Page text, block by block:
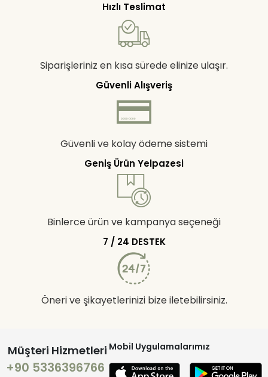
Hızlı Teslimat
Siparişleriniz en kısa sürede elinize ulaşır.
Güvenli Alışveriş
Güvenli ve kolay ödeme sistemi
Geniş Ürün Yelpazesi
Binlerce ürün ve kampanya seçeneği
7 / 24 DESTEK
Öneri ve şikayetlerinizi bize iletebilirsiniz.
Müşteri Hizmetleri
+90 5336396766
Mobil Uygulamalarımız